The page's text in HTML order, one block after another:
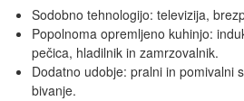
Sodobno tehnologijo: televizija,
Popolnoma opremljeno kuhinjo:
pečica, hladilnik in zamrzovalnik.
Dodatno udobje: pralni in pomivalni
bivanje.